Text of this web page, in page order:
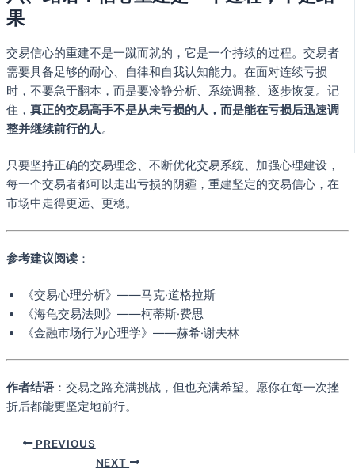
果
交易信心的重建不是一蹴而就的，它是一个持续的过程。交易者
需要具备足够的耐心、自律和自我认知能力。在面对连续亏损
时，不要急于翻本，而是要冷静分析、系统调整、逐步恢复。记
住， 真正的交易高手不是从未亏损的人，而是能在亏损后迅速调
整并继续前行的人。
只要坚持正确的交易理念、不断优化交易系统、加强心理建设，
每一个交易者都可以走出亏损的阴霾，重建坚定的交易信心，在
市场中走得更远、更稳。
参考建议阅读 ：
《交易心理分析》——马克·道格拉斯
《海龟交易法则》——柯蒂斯·费思
《金融市场行为心理学》——赫希·谢夫林
作者结语 ：交易之路充满挑战，但也充满希望。愿你在每一次挫
折后都能更坚定地前行。
PREVIOUS
NEXT